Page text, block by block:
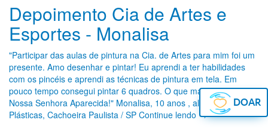
Depoimento Cia de Artes e
Esportes - Monalisa
"Participar das aulas de pintura na Cia. de Artes para mim foi um
presente. Amo desenhar e pintar! Eu aprendi a ter habilidades
com os pincéis e aprendi as técnicas de pintura em tela. Em
pouco tempo consegui pintar 6 quadros. O que mais gosto é o de
Nossa Senhora Aparecida!" Monalisa, 10 anos , aluna de Artes
Plásticas, Cachoeira Paulista / SP Continue lendo →
DOAR